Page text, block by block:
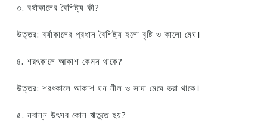
৩. বর্ষাকালের বৈশিষ্ট্য কী?
উত্তর: বর্ষাকালের প্রধান বৈশিষ্ট্য হলো বৃষ্টি ও কালো মেঘ।
৪. শরৎকালে আকাশ কেমন থাকে?
উত্তর: শরৎকালে আকাশ ঘন নীল ও সাদা মেঘে ভরা থাকে।
৫. নবান্ন উৎসব কোন ঋতুতে হয়?